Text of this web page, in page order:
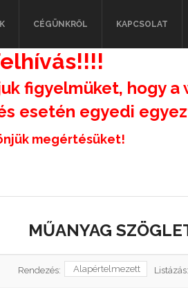
CÉGÜNKRŐL KAPCSOLAT
figyelmüket, hogy a
esetén egyedi
megértésüket!
MŰANYAG
Rendezés: Listázás: